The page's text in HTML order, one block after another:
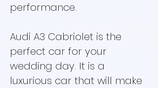
performance.
Audi A3 Cabriolet is the
perfect car for your
wedding day. It is a
luxurious car that will make